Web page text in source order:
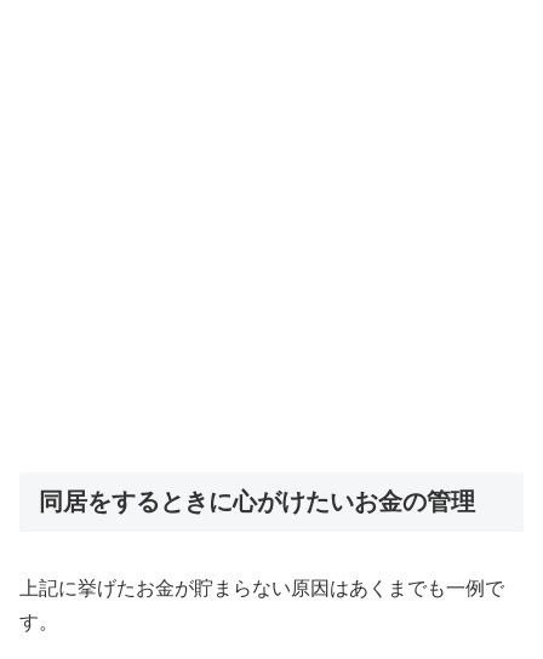
同居をするときに心がけたいお金の管理
上記に挙げたお金が貯まらない原因はあくまでも一例で
す。